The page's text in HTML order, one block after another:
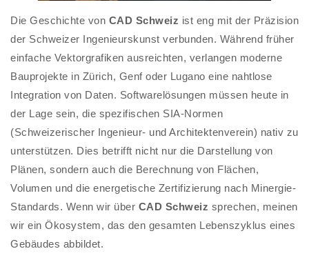
Die Geschichte von CAD Schweiz ist eng mit der Präzision
der Schweizer Ingenieurskunst verbunden. Während früher
einfache Vektorgrafiken ausreichten, verlangen moderne
Bauprojekte in Zürich, Genf oder Lugano eine nahtlose
Integration von Daten. Softwarelösungen müssen heute in
der Lage sein, die spezifischen SIA-Normen
(Schweizerischer Ingenieur- und Architektenverein) nativ zu
unterstützen. Dies betrifft nicht nur die Darstellung von
Plänen, sondern auch die Berechnung von Flächen,
Volumen und die energetische Zertifizierung nach Minergie-
Standards. Wenn wir über CAD Schweiz sprechen, meinen
wir ein Ökosystem, das den gesamten Lebenszyklus eines
Gebäudes abbildet.